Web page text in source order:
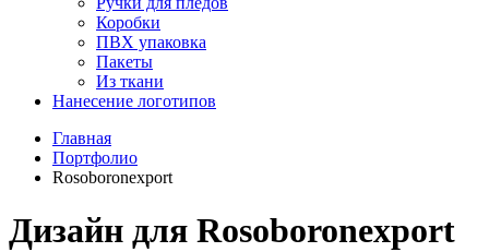
Коробки
ПВХ упаковка
Пакеты
Из ткани
Нанесение логотипов
Главная
Портфолио
Rosoboronexport
Дизайн для Rosoboronexport